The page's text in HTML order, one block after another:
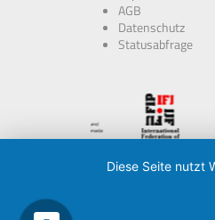
AGB
Datenschutz
Statusabfrage
Diese Seite nutzt